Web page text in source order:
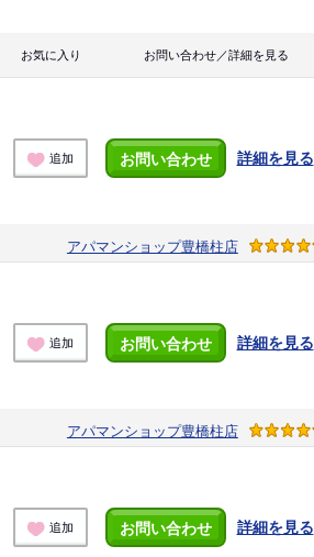
お気に入り お問い合わせ／詳細を見る
追加 お問い合わせ 詳細を見る
アパマンショップ豊橋柱店
追加 お問い合わせ 詳細を見る
アパマンショップ豊橋柱店
追加 お問い合わせ 詳細を見る